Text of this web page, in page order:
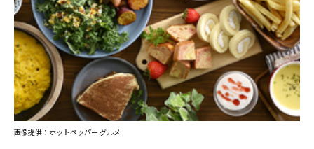
画像提供：ホットペッパー グルメ